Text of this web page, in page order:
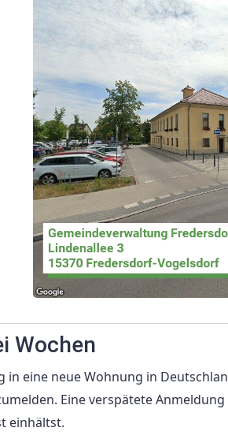
Wochen
eine neue Wohnung in
Eine verspätete
einhältst.